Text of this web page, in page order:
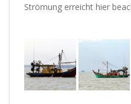
Strömung erreicht hier